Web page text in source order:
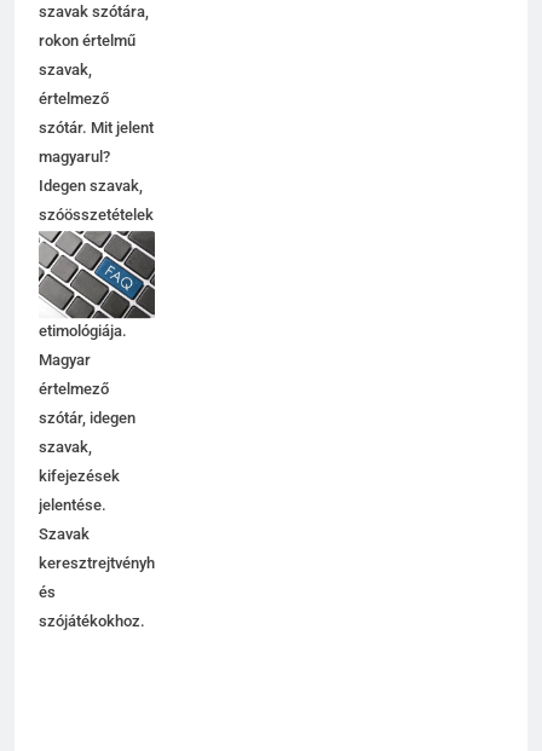
szavak szótára,
rokon értelmű
szavak,
értelmező
szótár. Mit jelent
magyarul?
Idegen szavak,
szóösszetételek
jelentése,
magyarázata,
használata,
etimológiája.
Magyar
értelmező
szótár, idegen
szavak,
kifejezések
jelentése.
Szavak
keresztrejtvényhez
és
szójátékokhoz.